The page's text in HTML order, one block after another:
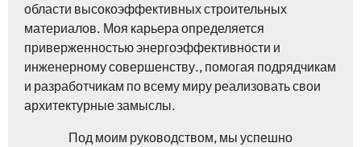
области высокоэффективных строительных
материалов. Моя карьера определяется
приверженностью энергоэффективности и
инженерному совершенству., помогая подрядчикам
и разработчикам по всему миру реализовать свои
архитектурные замыслы.
Под моим руководством, мы успешно